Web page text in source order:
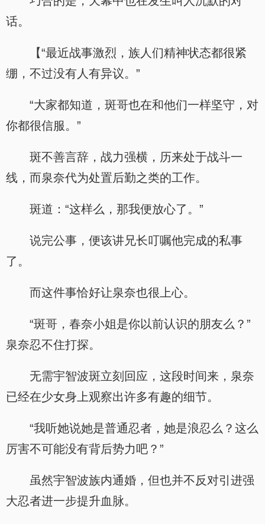
话。
【“最近战事激烈，族人们精神状态都很紧
绷，不过没有人有异议。”
“大家都知道，斑哥也在和他们一样坚守，对
你都很信服。”
斑不善言辞，战力强横，历来处于战斗一
线，而泉奈代为处置后勤之类的工作。
斑道：“这样么，那我便放心了。”
说完公事，便该讲兄长叮嘱他完成的私事
了。
而这件事恰好让泉奈也很上心。
“斑哥，春奈小姐是你以前认识的朋友么？”
泉奈忍不住打探。
无需宇智波斑立刻回应，这段时间来，泉奈
已经在少女身上观察出许多有趣的细节。
“我听她说她是普通忍者，她是浪忍么？这么
厉害不可能没有背后势力吧？”
虽然宇智波族内通婚，但也并不反对引进强
大忍者进一步提升血脉。